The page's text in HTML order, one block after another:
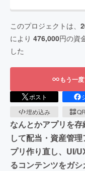
このプロジェクトは、
により 476,000円の資
した
もう一
ポスト
埋め込み
なんとかアプリを
して配当・資産管
プリ作り直し、UI/
るコンテンツをガ